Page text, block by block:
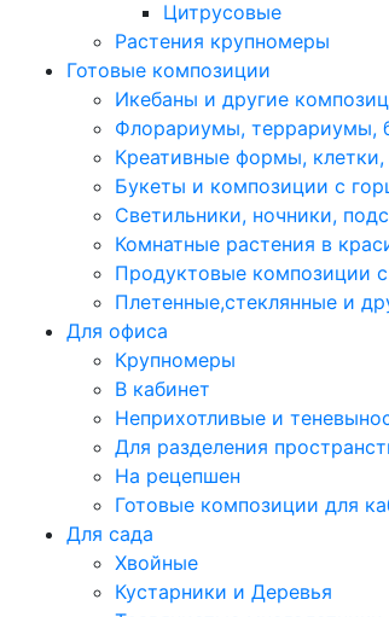
Цитрусовые
Растения крупномеры
Готовые композиции
Икебаны и другие
Флорариумы, террариумы,
Креативные формы,
Букеты и композиции с
Светильники, ночники,
Комнатные растения в
Продуктовые композиции
Плетенные,стеклянные и
Для офиса
Крупномеры
В кабинет
Неприхотливые и
Для разделения
На рецепшен
Готовые композиции для
Для сада
Хвойные
Кустарники и Деревья